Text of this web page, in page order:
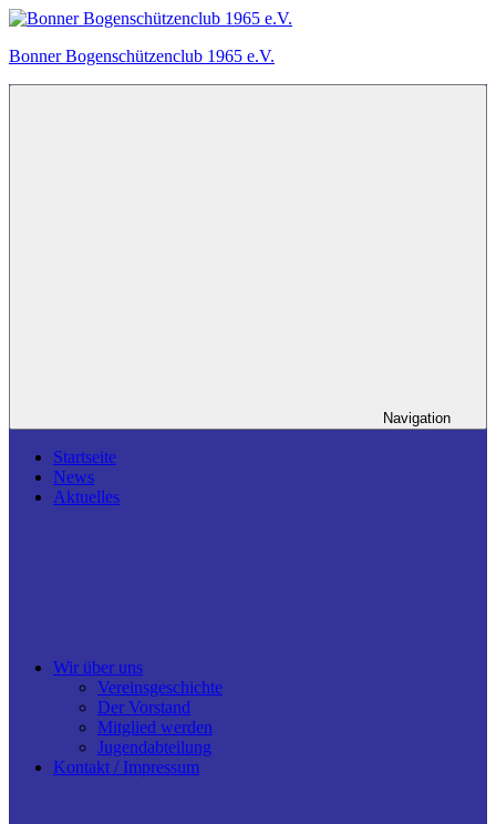
Zum
springen
Bonner Bogenschützenclub 1965 e.V.
Navigation
Startseite
News
Aktuelles
Wir über uns
Vereinsgeschichte
Der Vorstand
Mitglied werden
Jugendabteilung
Kontakt / Impressum